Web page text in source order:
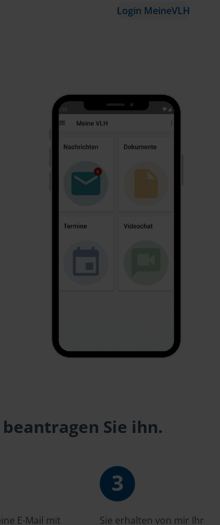
Login MeineVLH
Sie ihn.
E-Mail mit
3
Sie erhalten von mir Ihr